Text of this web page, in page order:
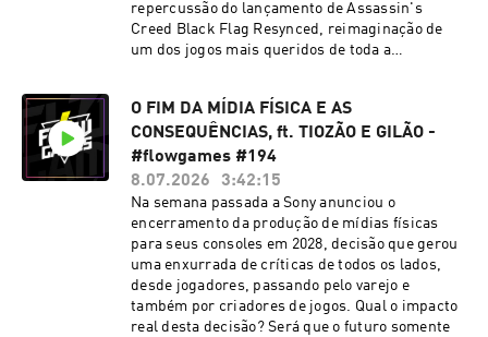
repercussão do lançamento de Assassin's
Creed Black Flag Resynced, reimaginação de
um dos jogos mais queridos de toda a
O FIM DA MÍDIA FÍSICA E AS
CONSEQUÊNCIAS, ft. TIOZÃO E GILÃO -
#flowgames #194
8.07.2026
3:42:15
Na semana passada a Sony anunciou o
encerramento da produção de mídias físicas
para seus consoles em 2028, decisão que gerou
uma enxurrada de críticas de todos os lados,
desde jogadores, passando pelo varejo e
também por criadores de jogos. Qual o impacto
real desta decisão? Será que o futuro somente